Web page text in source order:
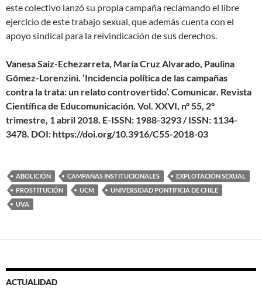
este colectivo lanzó su propia campaña reclamando el libre
ejercicio de este trabajo sexual, que además cuenta con el
apoyo sindical para la reivindicación de sus derechos.
Vanesa Saiz-Echezarreta, María Cruz Alvarado, Paulina
Gómez-Lorenzini. ‘Incidencia política de las campañas
contra la trata: un relato controvertido’. Comunicar. Revista
Científica de Educomunicación. Vol. XXVI, nº 55, 2º
trimestre, 1 abril 2018. E-ISSN: 1988-3293 / ISSN: 1134-
3478. DOI: https://doi.org/10.3916/C55-2018-03
ABOLICIÓN CAMPAÑAS INSTITUCIONALES
EXPLOTACIÓN SEXUAL
PROSTITUCIÓN
UCM
UNIVERSIDAD PONTIFICIA DE CHILE
UVA
ACTUALIDAD